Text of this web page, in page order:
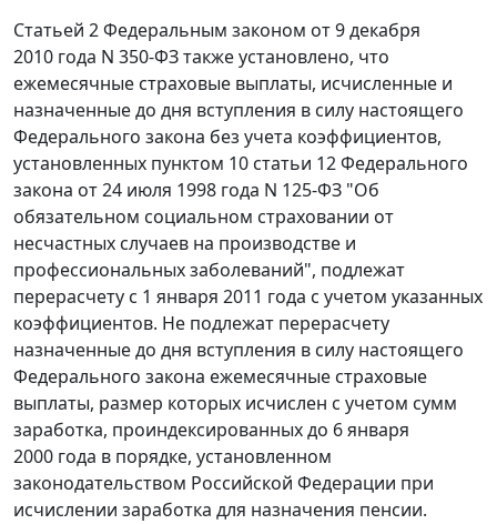
Статьей 2Федеральным законом от 9 декабря
2010 года N 350-ФЗ также установлено, что
ежемесячные страховые выплаты, исчисленные и
назначенные до дня вступления в силу настоящего
Федерального закона без учета коэффициентов,
установленных пунктом 10 статьи 12Федерального
закона от 24 июля 1998 года N 125-ФЗ "Об
обязательном социальном страховании от
несчастных случаев на производстве и
профессиональных заболеваний", подлежат
перерасчету с 1 января 2011 года с учетом указанных
коэффициентов. Не подлежат перерасчету
назначенные до дня вступления в силу настоящего
Федерального закона ежемесячные страховые
выплаты, размер которых исчислен с учетом сумм
заработка, проиндексированных до 6 января
2000 года в порядке, установленном
законодательством Российской Федерации при
исчислении заработка для назначения пенсии.